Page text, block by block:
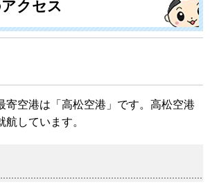
クセス
寄空港は「高松空港」です。高松空港
しています。